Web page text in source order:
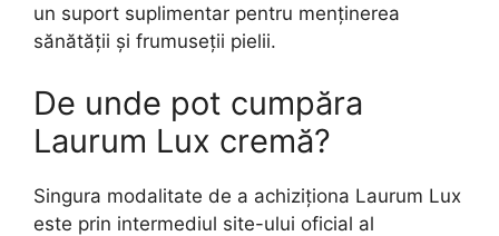
un suport suplimentar pentru menținerea
sănătății și frumuseții pielii.
De unde pot cumpăra
Laurum Lux cremă?
Singura modalitate de a achiziționa Laurum Lux
este prin intermediul site-ului oficial al